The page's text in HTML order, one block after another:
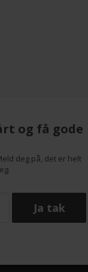
og få gode
deg på, det er helt